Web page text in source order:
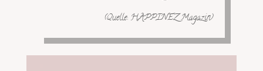
(Quelle: HAPPINEZ Magazin)